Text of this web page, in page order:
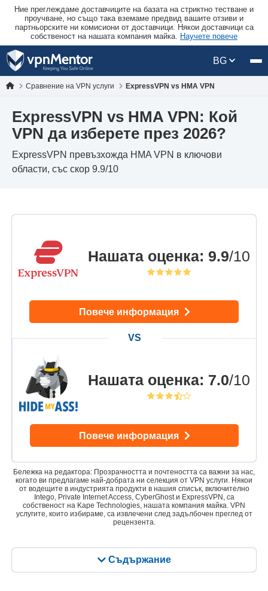
Ние преглеждаме доставчиците на базата на стриктно тестване и
проучване, но също така вземаме предвид вашите отзиви и
партньорските ни комисиони от доставчици. Някои доставчици са
собственост на нашата компания майка. Научете повече
BG
Сравнение на VPN услуги ExpressVPN vs HMA VPN
ExpressVPN vs HMA VPN: Кой
VPN да изберете през 2026?
ExpressVPN превъзхожда HMA VPN в ключови
области, със скор 9.9/10
Съдържание
Нашата оценка: 9.9/10
Повече информация
Нашата оценка: 7.0/10
Повече информация
Бележка на редактора: Прозрачността и почтеността са важни за нас,
когато ви предлагаме най-добрата ни селекция от VPN услуги. Някои
от водещите в индустрията продукти в нашия списък, включително
Intego, Private Internet Access, CyberGhost и ExpressVPN, са
собственост на Kape Technologies, нашата компания майка. VPN
услугите, които избираме, са извлечени след задълбочен преглед от
рецензента.